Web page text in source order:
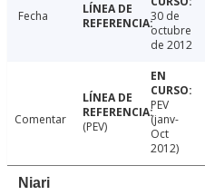
Fecha
30 de
octubre
de 2012
Comentar (PEV)
PEV
(janv-
Oct
2012)
Niari